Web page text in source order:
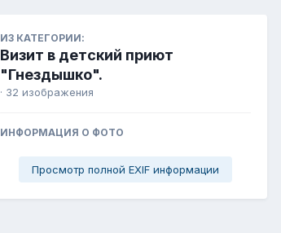
ИЗ КАТЕГОРИИ:
Визит в детский приют
"Гнездышко".
· 32 изображения
ИНФОРМАЦИЯ О ФОТО
Просмотр полной EXIF информации